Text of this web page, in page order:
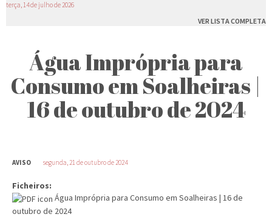
terça, 14 de julho de 2026
VER LISTA COMPLETA
Água Imprópria para
Consumo em Soalheiras |
16 de outubro de 2024
AVISO segunda, 21 de outubro de 2024
Ficheiros:
Água Imprópria para Consumo em Soalheiras | 16 de
outubro de 2024